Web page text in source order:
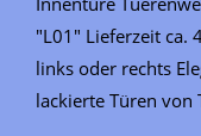
"L01" Lieferzeit ca.
links oder rechts
lackierte Türen von